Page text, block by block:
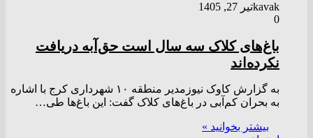
kavakتیر 27, 1405
0
باغ‌های کلاک سه سال است حق‌آبه دریافت
نکرده‌اند
به گزارش کاوک نیوزمدیر منطقه ۱۰ شهرداری کرج با اشاره
به بحران کم‌آبی در باغ‌های کلاک گفت: این باغ‌ها طی…
بیشتر بخوانید »